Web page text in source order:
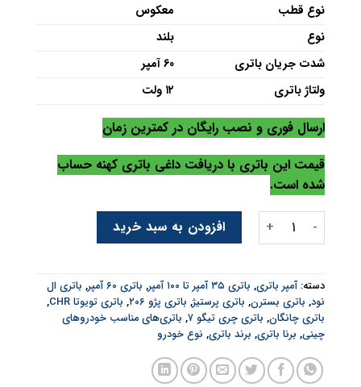
نوع قطب
معکوس
نوع
بلند
شدت جریان باتری
60 آمپر
ولتاژ باتری
۱۲ ولت
ارسال فوری و نصب رایگان در کمترین زمان
قیمت این باتری با دریافت داغی باتری کهنه حساب
شده است.
باتری پرستیژ 60 آمپر معکوس عدد افزودن به سبد خرید
دسته:آمپر باتری, باتری ۳۵ آمپر تا ۱۰۰ آمپر , باتری ۶۰ آمپر , باتری ال
نود, باتری بسترن, باتری پرستیژ, باتری پژو ۲۰۶ , باتری تویوتا CHR
,
باتری چانگان, باتری چری تیگو ۷ , باتری‌های مناسب خودروهای
چینی, برنا باتری, برند باتری, نوع خودرو